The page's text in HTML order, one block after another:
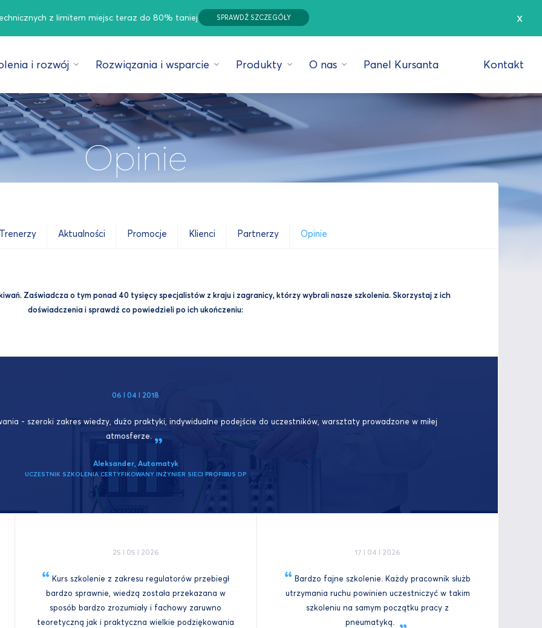
z limitem miejsc teraz do 80% taniej SPRAWDŹ SZCZEGÓŁY x
i rozwój Rozwiązania i wsparcie Produkty O nas Panel Kursanta Kontakt
Opinie
Trenerzy Aktualności Promocje Klienci Partnerzy Opinie
Zaświadcza o tym ponad 40 tysięcy specjalistów z kraju i zagranicy, którzy wybrali nasze szkolenia. Skorzystaj z ich
doświadczenia i sprawdź co powiedzieli po ich ukończeniu:
06 I 04 I 2018
- szeroki zakres wiedzy, dużo praktyki, indywidualne podejście do uczestników, warsztaty prowadzone w miłej
atmosferze.
Aleksander, Automatyk
UCZESTNIK SZKOLENIA CERTYFIKOWANY INŻYNIER SIECI PROFIBUS DP
25 I 05 I 2026
Kurs szkolenie z zakresu regulatorów przebiegł
bardzo sprawnie, wiedzą została przekazana w
sposób bardzo zrozumiały i fachowy zaruwno
teoretyczną jak i praktyczna wielkie podziękowania
17 I 04 I 2026
Bardzo fajne szkolenie. Każdy pracownik służb
utrzymania ruchu powinien uczestniczyć w takim
szkoleniu na samym początku pracy z
pneumatyką.